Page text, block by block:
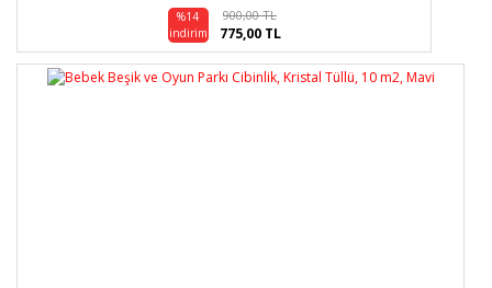
%14
indirim
900,00 TL
775,00 TL